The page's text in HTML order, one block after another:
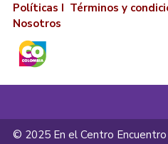
Políticas I Términos y
Nosotros
© 2025 En el Centro